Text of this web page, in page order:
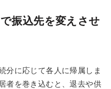
振込先を変えさせ
分に応じて各人に帰属しま
者を巻き込むと、退去や供